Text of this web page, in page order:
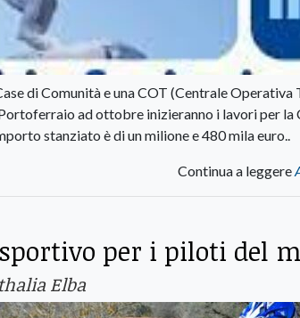
di Comunità e una COT (Centrale
ad ottobre inizieranno i lavori per
stanziato è di un milione e 480 mila euro..
Continua a leggere
per i piloti del
Elba